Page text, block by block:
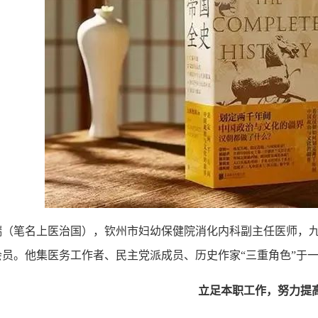
（笔名上医治国），钦州市妇幼保健院消化内科副主任医师，
。他集医务工作者、民主党派成员、历史作家“三重角色”于
立足本职工作，努力提